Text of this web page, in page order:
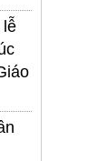
lễ